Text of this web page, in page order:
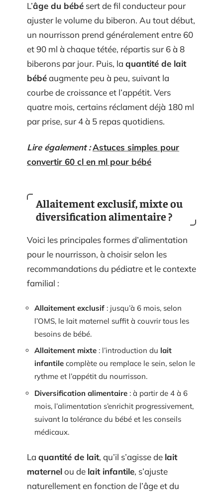
L’âge du bébé sert de fil conducteur pour
ajuster le volume du biberon. Au tout début,
un nourrisson prend généralement entre 60
et 90 ml à chaque tétée, répartis sur 6 à 8
biberons par jour. Puis, la quantité de lait
bébéaugmente peu à peu, suivant la
courbe de croissance et l’appétit. Vers
quatre mois, certains réclament déjà 180 ml
par prise, sur 4 à 5 repas quotidiens.
Lire également :Astuces simples pour
convertir 60 cl en ml pour bébé
Allaitement exclusif, mixte ou
diversification alimentaire ?
Voici les principales formes d’alimentation
pour le nourrisson, à choisir selon les
recommandations du pédiatre et le contexte
familial :
Allaitement exclusif : jusqu’à 6 mois, selon
l’OMS, le lait maternel suffit à couvrir tous les
besoins de bébé.
Allaitement mixte : l’introduction du lait
infantile complète ou remplace le sein, selon le
rythme et l’appétit du nourrisson.
Diversification alimentaire : à partir de 4 à 6
mois, l’alimentation s’enrichit progressivement,
suivant la tolérance du bébé et les conseils
médicaux.
La quantité de lait, qu’il s’agisse de lait
maternelou de lait infantile, s’ajuste
naturellement en fonction de l’âge et du